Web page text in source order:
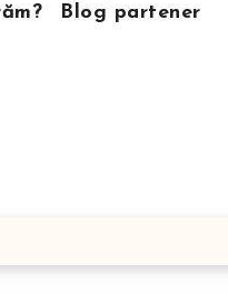
Blog partener